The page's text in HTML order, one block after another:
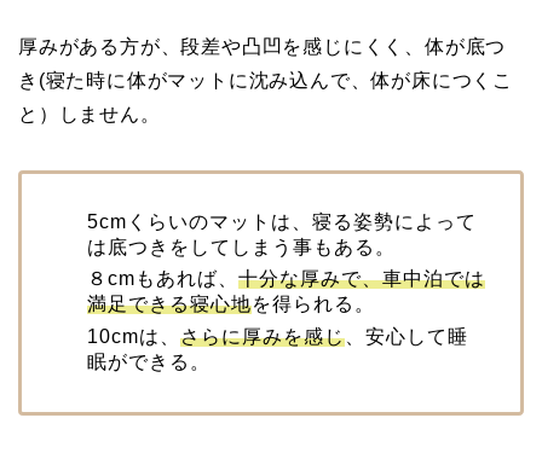
厚みがある方が、段差や凸凹を感じにくく、体が底つ
き(寝た時に体がマットに沈み込んで、体が床につくこ
と）しません。
5cmくらいのマットは、寝る姿勢によって
は底つきをしてしまう事もある。
８cmもあれば、 十分な厚みで、車中泊では
満足できる寝心地を得られる。
10cmは、 さらに厚みを感じ 、安心して睡
眠ができる。